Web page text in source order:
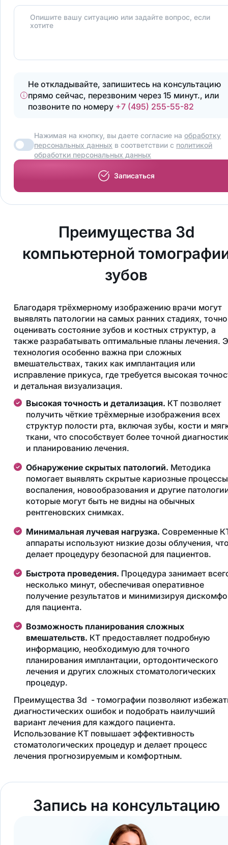
Опишите вашу ситуацию или задайте вопрос, если
хотите
Не откладывайте, запишитесь на консультацию
прямо сейчас, перезвоним через 15 минут., или
позвоните по номеру +7 (495) 255-55-82
Нажимая на кнопку, вы даете согласие наобработку
персональных данных в соответствии с политикой
обработки персональных данных
Записаться
Преимущества 3d
компьютерной
зубов
Благодаря трёхмерному изображению врачи могут
выявлять патологии на самых ранних стадиях, точно
оценивать состояние зубов и костных структур, а
также разрабатывать оптимальные планы лечения.
технология особенно важна при сложных
вмешательствах, таких как имплантация или
исправление прикуса, где требуется высокая
и детальная визуализация.
Высокая точность и детализация. КТ позволяет
получить чёткие трёхмерные изображения всех
структур полости рта, включая зубы, кости и
ткани, что способствует более точной
и планированию лечения.
Обнаружение скрытых патологий. Методика
помогает выявлять скрытые кариозные
воспаления, новообразования и другие
которые могут быть не видны на обычных
рентгеновских снимках.
Минимальная лучевая нагрузка. Современные
аппараты используют низкие дозы облучения,
делает процедуру безопасной для пациентов.
Быстрота проведения. Процедура занимает
несколько минут, обеспечивая оперативное
получение результатов и минимизируя
для пациента.
Возможность планирования сложных
вмешательств. КТ предоставляет подробную
информацию, необходимую для точного
планирования имплантации, ортодонтического
лечения и других сложных стоматологических
процедур.
Преимущества 3d - томографии позволяют
диагностических ошибок и подобрать наилучший
вариант лечения для каждого пациента.
Использование КТ повышает эффективность
стоматологических процедур и делает процесс
лечения прогнозируемым и комфортным.
Запись на консультацию